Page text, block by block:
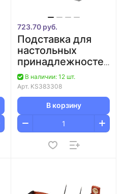
723.70 руб.
Подставка для
настольных
принадлежностей
4 отделения
металлическая
серебро
Attache/6/24
В наличии: 12 шт.
Арт. KS383308
В корзину